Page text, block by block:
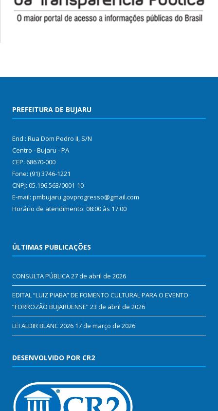
PREFEITURA DE BUJARU
End.: Rua Dom Pedro II, S/N
Centro - Bujaru - PA
CEP: 68670-000
Fone: (91) 3746-1221
CNPJ: 05.196.563/0001-10
E-mail: pmbujaru.govprogresso@gmail.com
Horário de atendimento: 08:00 às 17:00
ÚLTIMAS PUBLICAÇÕES
CONSULTA PÚBLICA27 de abril de 2026
EDITAL “LUIZ PIABA” DE FOMENTO CULTURAL PARA O EVENTO
“FORROZÃO BUJARUENSE”23 de abril de 2026
LEI ALDIR BLANC 2026 17 de março de 2026
DESENVOLVIDO POR CR2